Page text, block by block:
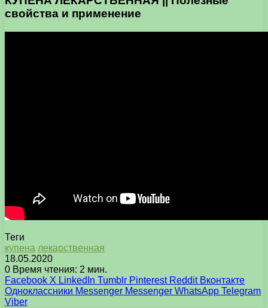
свойства и применение
Теги
купена лекарственная
18.05.2020
0 Время чтения: 2 мин.
Facebook X LinkedIn Tumblr Pinterest Reddit Вконтакте
Одноклассники Messenger Messenger WhatsApp Telegram
Viber